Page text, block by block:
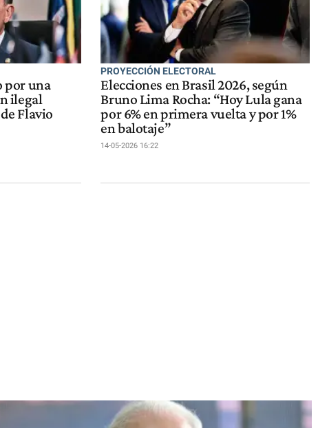
por una
ilegal
Flavio
PROYECCIÓN ELECTORAL
Elecciones en Brasil 2026, según
Bruno Lima Rocha: “Hoy Lula gana
por 6% en primera vuelta y por 1%
en balotaje”
14-05-2026 16:22